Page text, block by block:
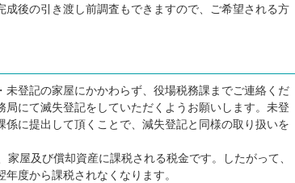
後の引き渡し前調査もできますので、ご希望される方
登記の家屋にかかわらず、役場税務課までご連絡くだ
にて滅失登記をしていただくようお願いします。未登
に提出して頂くことで、減失登記と同様の取り扱いを
屋及び償却資産に課税される税金です。したがって、
度から課税されなくなります。